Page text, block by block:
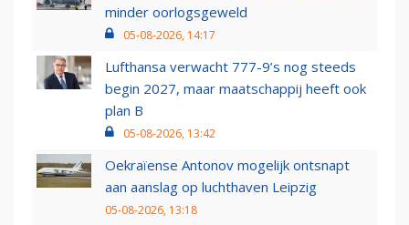
minder oorlogsgeweld
05-08-2026, 14:17
Lufthansa verwacht 777-9’s nog steeds
begin 2027, maar maatschappij heeft ook
plan B
05-08-2026, 13:42
Oekraïense Antonov mogelijk ontsnapt
aan aanslag op luchthaven Leipzig
05-08-2026, 13:18